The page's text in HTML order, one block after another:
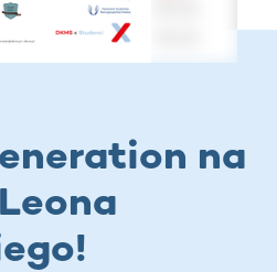
na